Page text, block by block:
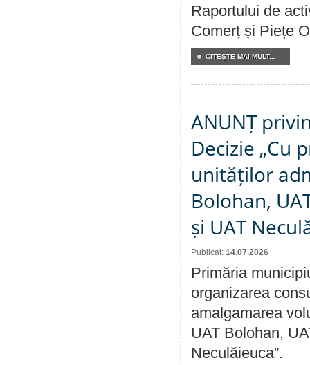
Raportului de
Comerț și Piețe
CITEŞTE MAI MULT...
ANUNȚ
Decizie „Cu
unităților
Bolohan,
și UAT
Publicat: 14.07.2026
Primăria
organizarea
amalgamarea
UAT Bolohan,
Neculăieuca”.